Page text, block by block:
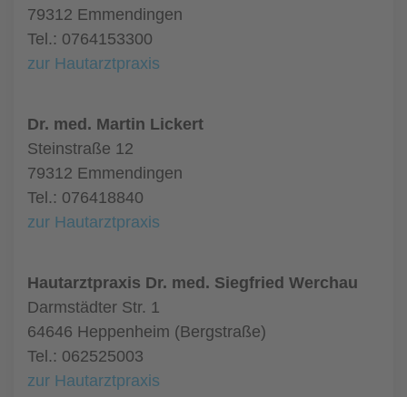
79312 Emmendingen
Tel.: 0764153300
zur Hautarztpraxis
Dr. med. Martin Lickert
Steinstraße 12
79312 Emmendingen
Tel.: 076418840
zur Hautarztpraxis
Hautarztpraxis Dr. med. Siegfried Werchau
Darmstädter Str. 1
64646 Heppenheim (Bergstraße)
Tel.: 062525003
zur Hautarztpraxis